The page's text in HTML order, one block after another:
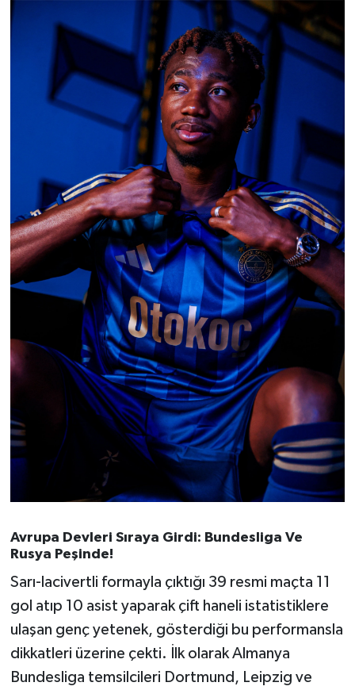
Avrupa Devleri Sıraya Girdi: Bundesliga Ve
Rusya Peşinde!
Sarı-lacivertli formayla çıktığı 39 resmi maçta 11
gol atıp 10 asist yaparak çift haneli istatistiklere
ulaşan genç yetenek, gösterdiği bu performansla
dikkatleri üzerine çekti. İlk olarak Almanya
Bundesliga temsilcileri Dortmund, Leipzig ve
SİYASET
Sındırgı
SPOR
Susurluk
TARİHTE BUGÜN
TEKNOLOJİ
Trend
TÜRKİYE
VİZYONDAKİLER
YAŞAM